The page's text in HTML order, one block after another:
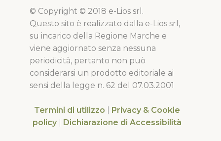
© Copyright © 2018 e-Lios srl.
Questo sito è realizzato dalla e-Lios srl,
su incarico della Regione Marche e
viene aggiornato senza nessuna
periodicità, pertanto non può
considerarsi un prodotto editoriale ai
sensi della legge n. 62 del 07.03.2001
Termini di utilizzo
Privacy & Cookie
policy
Dichiarazione di Accessibilità